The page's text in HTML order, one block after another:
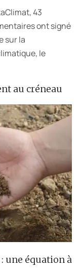
au créneau
une équation à
43
ont signé
sur la
le